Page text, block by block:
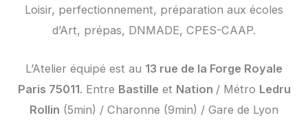
Loisir, perfectionnement, préparation aux écoles
d’Art, prépas, DNMADE, CPES-CAAP.
L’Atelier équipé est au 13 rue de la Forge Royale
Paris 75011. Entre Bastille et Nation / Métro Ledru
Rollin (5min) / Charonne (9min) / Gare de Lyon